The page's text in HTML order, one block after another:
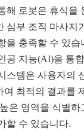
해 로봇은 휴식을
심부 조직 마사지
을 충족할 수 있습
공 지능(AI)을 통
스템은 사용자의
여 최적의 결과를
은 영역을 식별하
할 수 있습니다.